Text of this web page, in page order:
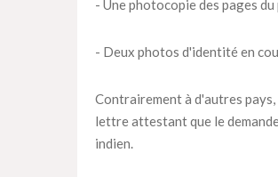
- Une photocopie des pages
- Deux photos d'identité en
Contrairement à d'autres
lettre attestant que le
indien.